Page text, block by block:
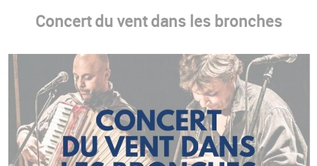
Concert du vent dans les bronches